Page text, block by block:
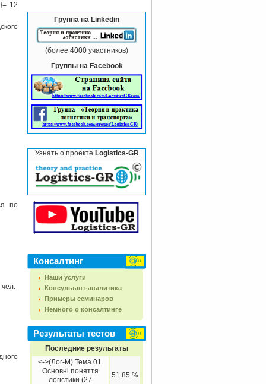
= 12
по
Группа на Linkedin
(более 4000 участников)
Группы на Facebook
Узнать о проекте Logistics-GR
Консалтинг
Наши услуги
Консультант-аналитика
Примеры семинаров
Немного о консалтинге
Результаты тестов
Последние результаты
<->(Лог-М) Тема 01.
Основні поняття
логістики (27
51.85 %